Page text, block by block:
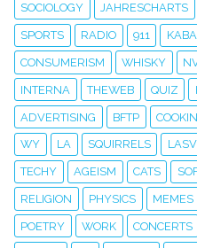
SOCIOLOGY JAHRESCHARTS
SPORTS RADIO 911
CONSUMERISM WHISKY
INTERNA THEWEB QUIZ
ADVERTISING BFTP
WY LA SQUIRRELS
TECHY AGEISM CATS
RELIGION PHYSICS MEMES
POETRY WORK CONCERTS